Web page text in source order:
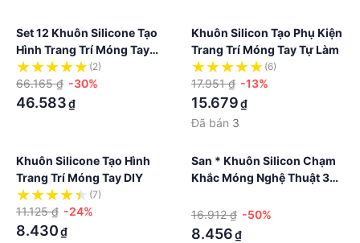
Set 12 Khuôn Silicone Tạo
Hình Trang Trí Móng Tay
Hình Hoa Lá / Động Vật Mini
(2)
66.165 ₫ -30%
46.583₫
Khuôn Silicon Tạo Phụ Kiện
Trang Trí Móng Tay Tự Làm
(6)
17.951 ₫ -13%
15.679₫
Đã bán 3
Khuôn Silicone Tạo Hình
Trang Trí Móng Tay DIY
(7)
11.125 ₫ -24%
8.430₫
San * Khuôn Silicon Chạm
Khắc Móng Nghệ Thuật 3d
16.912 ₫ -50%
8.456₫